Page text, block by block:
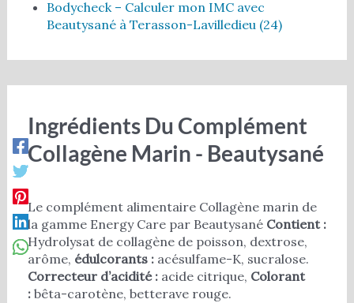
Bodycheck – Calculer mon IMC avec
Beautysané à Terasson-Lavilledieu (24)
Ingrédients Du Complément
Collagène Marin - Beautysané
Le complément alimentaire Collagène marin de
la gamme Energy Care par Beautysané Contient :
Hydrolysat de collagène de poisson, dextrose,
arôme, édulcorants :acésulfame-K, sucralose.
Correcteur d’acidité :acide citrique, Colorant
:bêta-carotène, betterave rouge.